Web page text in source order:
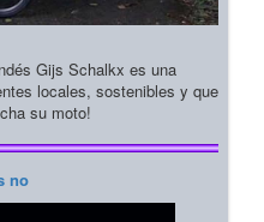
Gijs Schalkx es una
locales, sostenibles y que
su moto!
no